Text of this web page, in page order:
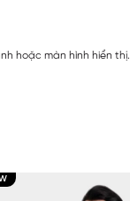
hoặc màn hình hiển thị.